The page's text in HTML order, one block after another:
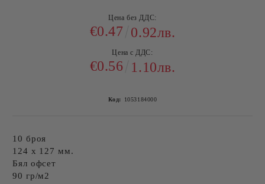
Цена без ДДС:
€0.47 0.92лв.
Цена с ДДС:
€0.56 1.10лв.
Код: 1053184000
10 броя
124 х 127 мм.
Бял офсет
90 гр/м2